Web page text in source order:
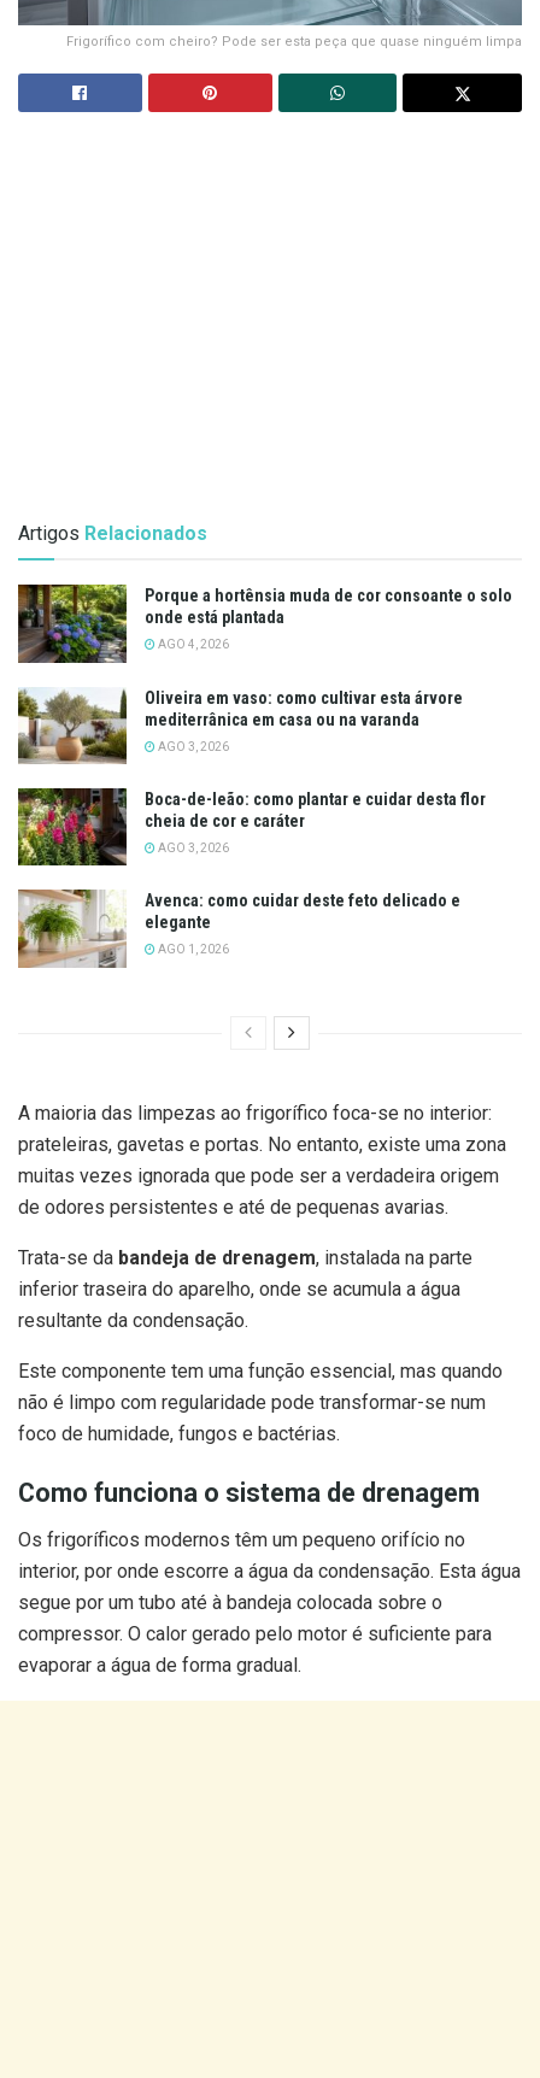
Frigorífico com cheiro? Pode ser esta peça que quase ninguém limpa
Artigos Relacionados
Porque a hortênsia muda de cor consoante o solo
onde está plantada
AGO 4, 2026
Oliveira em vaso: como cultivar esta árvore
mediterrânica em casa ou na varanda
AGO 3, 2026
Boca-de-leão: como plantar e cuidar desta flor
cheia de cor e caráter
AGO 3, 2026
Avenca: como cuidar deste feto delicado e
elegante
AGO 1, 2026
A maioria das limpezas ao frigorífico foca-se no interior:
prateleiras, gavetas e portas. No entanto, existe uma zona
muitas vezes ignorada que pode ser a verdadeira origem
de odores persistentes e até de pequenas avarias.
Trata-se da bandeja de drenagem, instalada na parte
inferior traseira do aparelho, onde se acumula a água
resultante da condensação.
Este componente tem uma função essencial, mas quando
não é limpo com regularidade pode transformar-se num
foco de humidade, fungos e bactérias.
Como funciona o sistema de drenagem
Os frigoríficos modernos têm um pequeno orifício no
interior, por onde escorre a água da condensação. Esta água
segue por um tubo até à bandeja colocada sobre o
compressor. O calor gerado pelo motor é suficiente para
evaporar a água de forma gradual.